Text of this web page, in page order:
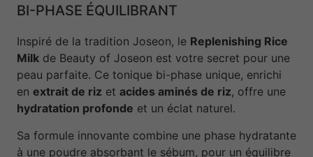
BI-PHASE ÉQUILIBRANT
Inspiré de la tradition Joseon, le Replenishing Rice
Milk de Beauty of Joseon est votre secret pour une
peau parfaite. Ce tonique bi-phase unique, enrichi
en extrait de riz et acides aminés de riz, offre une
hydratation profonde et un éclat naturel.
Sa formule innovante combine une phase hydratante
à une poudre absorbant le sébum, pour un équilibre